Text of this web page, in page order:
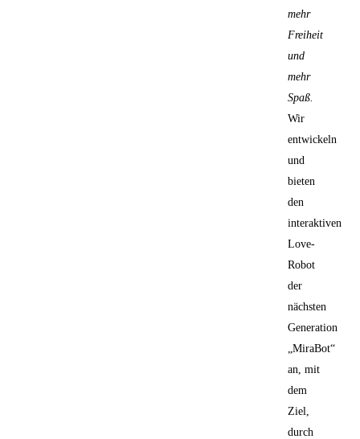
mehr
Freiheit
und
mehr
Spaß.
Wir
entwickeln
und
bieten
den
interaktiven
Love-
Robot
der
nächsten
Generation
„MiraBot“
an, mit
dem
Ziel,
durch